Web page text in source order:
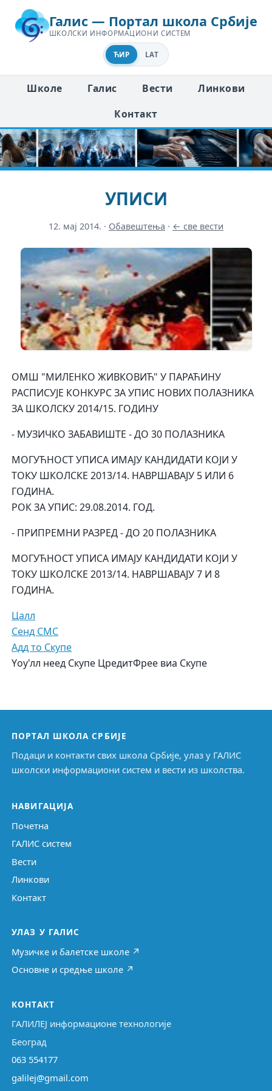
Галис — Портал школа Србије
ШКОЛСКИ ИНФОРМАЦИОНИ СИСТЕМ
ЋИР LAT
Школе Галис Вести
Линкови
Контакт
УПИСИ
12. мај 2014. · Обавештења · ← све вести
ОМШ "МИЛЕНКО ЖИВКОВИЋ" У ПАРАЋИНУ
РАСПИСУЈЕ КОНКУРС ЗА УПИС НОВИХ ПОЛАЗНИКА
ЗА ШКОЛСКУ 2014/15. ГОДИНУ
- МУЗИЧКО ЗАБАВИШТЕ - ДО 30 ПОЛАЗНИКА
МОГУЋНОСТ УПИСА ИМАЈУ КАНДИДАТИ КОЈИ У
ТОКУ ШКОЛСКЕ 2013/14. НАВРШАВАЈУ 5 ИЛИ 6
ГОДИНА.
РОК ЗА УПИС: 29.08.2014. ГОД.
- ПРИПРЕМНИ РАЗРЕД - ДО 20 ПОЛАЗНИКА
МОГУЋНОСТ УПИСА ИМАЈУ КАНДИДАТИ КОЈИ У
ТОКУ ШКОЛСКЕ 2013/14. НАВРШАВАЈУ 7 И 8
ГОДИНА.
Цалл
Сенд СМС
Адд то Скyпе
Yоу'лл неед Скyпе ЦредитФрее виа Скyпе
ПОРТАЛ ШКОЛА СРБИЈЕ
Подаци и контакти свих школа Србије, улаз у ГАЛИС
школски информациони систем и вести из школства.
НАВИГАЦИЈА
Почетна
ГАЛИС систем
Вести
Линкови
Контакт
УЛАЗ У ГАЛИС
Музичке и балетске школе ↗
Основне и средње школе ↗
КОНТАКТ
ГАЛИЛЕЈ информационе технологије
Београд
063 554177
galilej@gmail.com